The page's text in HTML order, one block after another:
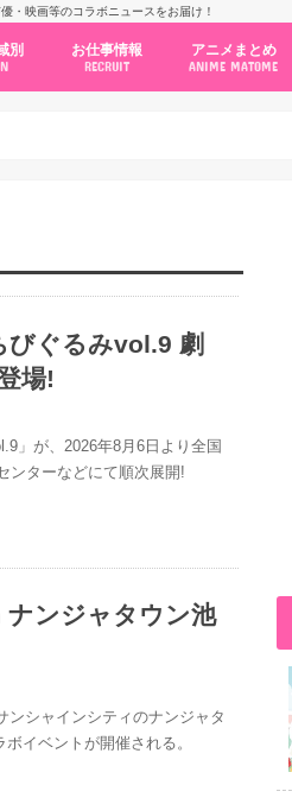
・映画等のコラボニュースをお届け！
別 お仕事情報
RECRUIT
アニメまとめ
ANIME MATOME
びぐるみvol.9 劇
場!
」が、2026年8月6日より全国
ンターなどにて順次展開!
ナンジャタウン池
ンシャインシティのナンジャタ
イベントが開催される。